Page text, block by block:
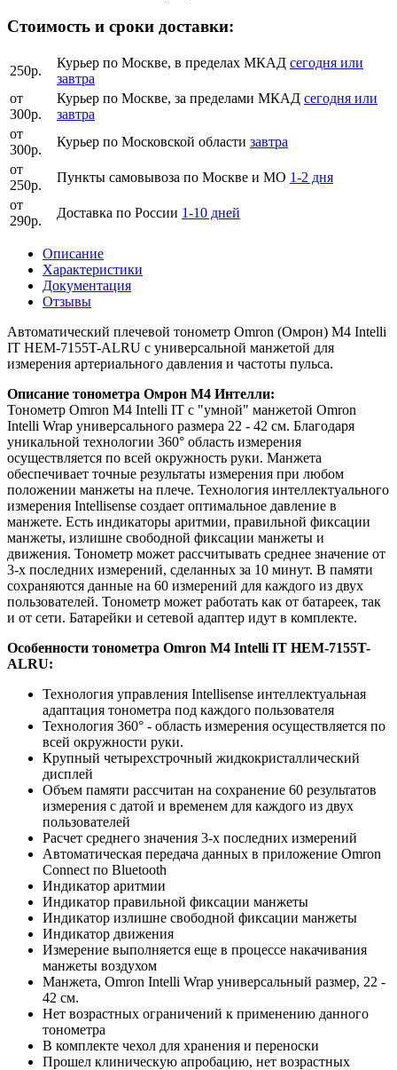
Стоимость и сроки доставки:
250р.
Курьер по Москве, в пределах МКАД сегодня или
завтра
от
300р.
Курьер по Москве, за пределами МКАД сегодня или
завтра
от
300р.
Курьер по Московской области завтра
от
250р.
Пункты самовывоза по Москве и МО 1-2 дня
от
290р.
Доставка по России 1-10 дней
Описание
Характеристики
Документация
Отзывы
Автоматический плечевой тонометр Omron (Омрон) M4 Intelli
IT HEM-7155T-ALRU с универсальной манжетой для
измерения артериального давления и частоты пульса.
Описание тонометра Омрон М4 Интелли:
Тонометр Omron M4 Intelli IT с "умной" манжетой Omron
Intelli Wrap универсального размера 22 - 42 см. Благодаря
уникальной технологии 360° область измерения
осуществляется по всей окружность руки. Манжета
обеспечивает точные результаты измерения при любом
положении манжеты на плече. Технология интеллектуального
измерения Intellisense создает оптимальное давление в
манжете. Есть индикаторы аритмии, правильной фиксации
манжеты, излишне свободной фиксации манжеты и
движения. Тонометр может рассчитывать среднее значение от
3-х последних измерений, сделанных за 10 минут. В памяти
сохраняются данные на 60 измерений для каждого из двух
пользователей. Тонометр может работать как от батареек, так
и от сети. Батарейки и сетевой адаптер идут в комплекте.
Особенности тонометра Omron M4 Intelli IT HEM-7155T-
ALRU:
Технология управления Intellisense интеллектуальная
адаптация тонометра под каждого пользователя
Технология 360° - область измерения осуществляется по
всей окружности руки.
Крупный четырехстрочный жидкокристаллический
дисплей
Объем памяти рассчитан на сохранение 60 результатов
измерения с датой и временем для каждого из двух
пользователей
Расчет среднего значения 3-х последних измерений
Автоматическая передача данных в приложение Omron
Connect по Bluetooth
Индикатор аритмии
Индикатор правильной фиксации манжеты
Индикатор излишне свободной фиксации манжеты
Индикатор движения
Измерение выполняется еще в процессе накачивания
манжеты воздухом
Манжета, Omron Intelli Wrap универсальный размер, 22 -
42 см.
Нет возрастных ограничений к применению данного
тонометра
В комплекте чехол для хранения и переноски
Прошел клиническую апробацию, нет возрастных